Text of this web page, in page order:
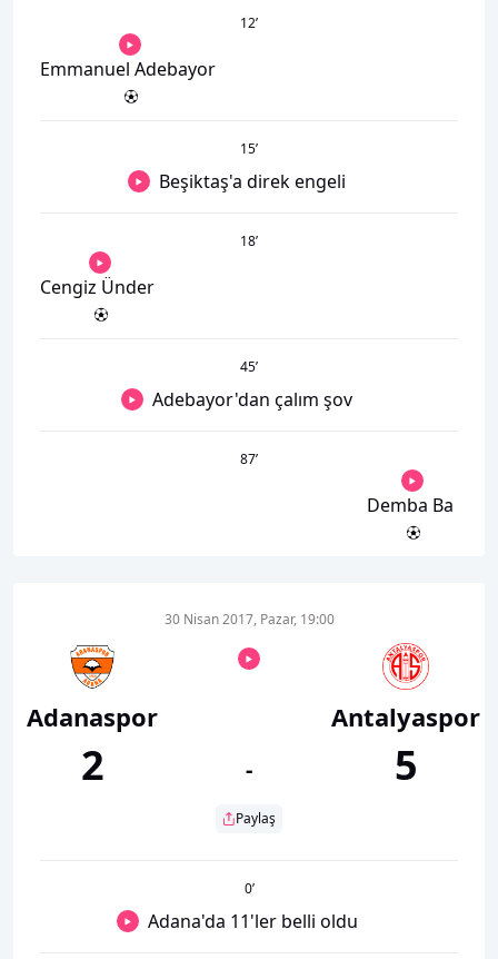
12’
Emmanuel Adebayor
15’
Beşiktaş'a direk engeli
18’
Cengiz Ünder
45’
Adebayor'dan çalım şov
87’
Demba Ba
Adanaspor
2
30 Nisan 2017, Pazar, 19:00
-
Paylaş
Antalyaspor
5
0’
Adana'da 11'ler belli oldu